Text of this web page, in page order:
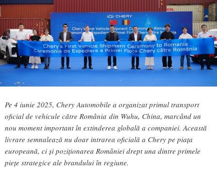
Pe 4 iunie 2025, Chery Automobile a organizat primul transport
oficial de vehicule către România din Wuhu, China, marcând un
nou moment important în extinderea globală a companiei. Această
livrare semnalează nu doar intrarea oficială a Chery pe piața
europeană, ci și poziționarea României drept una dintre primele
piețe strategice ale brandului în regiune.